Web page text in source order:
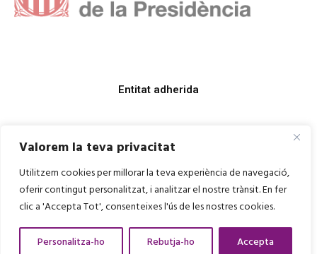
Valorem la teva privacitat
Utilitzem cookies per millorar la teva experiència de navegació,
oferir contingut personalitzat, i analitzar el nostre trànsit. En fer
clic a 'Accepta Tot', consenteixes l'ús de les nostres cookies.
Personalitza-ho Rebutja-ho Accepta
Entitat adherida